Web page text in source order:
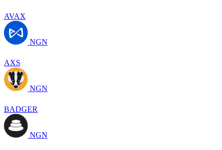
AVAX
NGN
AXS
NGN
BADGER
NGN